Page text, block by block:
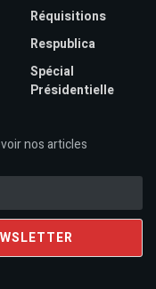
Réquisitions
Respublica
Spécial
Présidentielle
nos articles